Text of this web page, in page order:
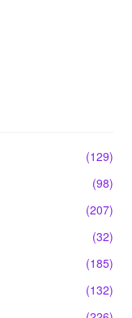
(129)
(98)
(207)
(32)
(185)
(132)